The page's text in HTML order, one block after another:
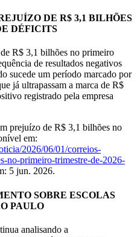
DE R$ 3,1 BILHÕES
DÉFICITS
R$ 3,1 bilhões no primeiro
de resultados negativos
sucede um período marcado por
já ultrapassam a marca de R$
registrado pela empresa
prejuízo de R$ 3,1 bilhões no
em:
2026/06/01/correios-
no-primeiro-trimestre-de-2026-
5 jun. 2026.
SOBRE ESCOLAS
PAULO
analisando a